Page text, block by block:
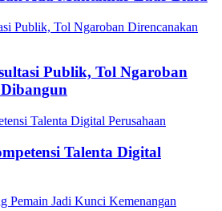
Publik, Tol Ngaroban
Talenta Digital